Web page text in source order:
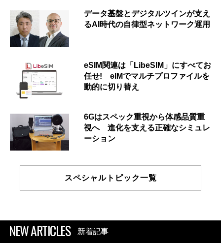
データ基盤とデジタルツインが支え
るAI時代の自律型ネットワーク運用
eSIM関連は「LibeSIM」にすべてお
任せ! eIMでマルチプロファイルを
動的に切り替え
6Gはスペック重視から体感品質重
視へ 進化を支える正確なシミュレ
ーション
スペシャルトピック一覧
NEW ARTICLES 新着記事